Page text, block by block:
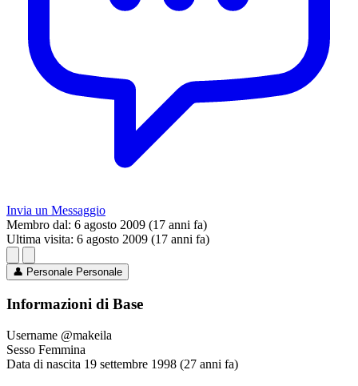
Invia un Messaggio
Membro dal: 6 agosto 2009 (17 anni fa)
Ultima visita: 6 agosto 2009 (17 anni fa)
👤 Personale Personale
Informazioni di Base
Username @makeila
Sesso Femmina
Data di nascita 19 settembre 1998 (27 anni fa)